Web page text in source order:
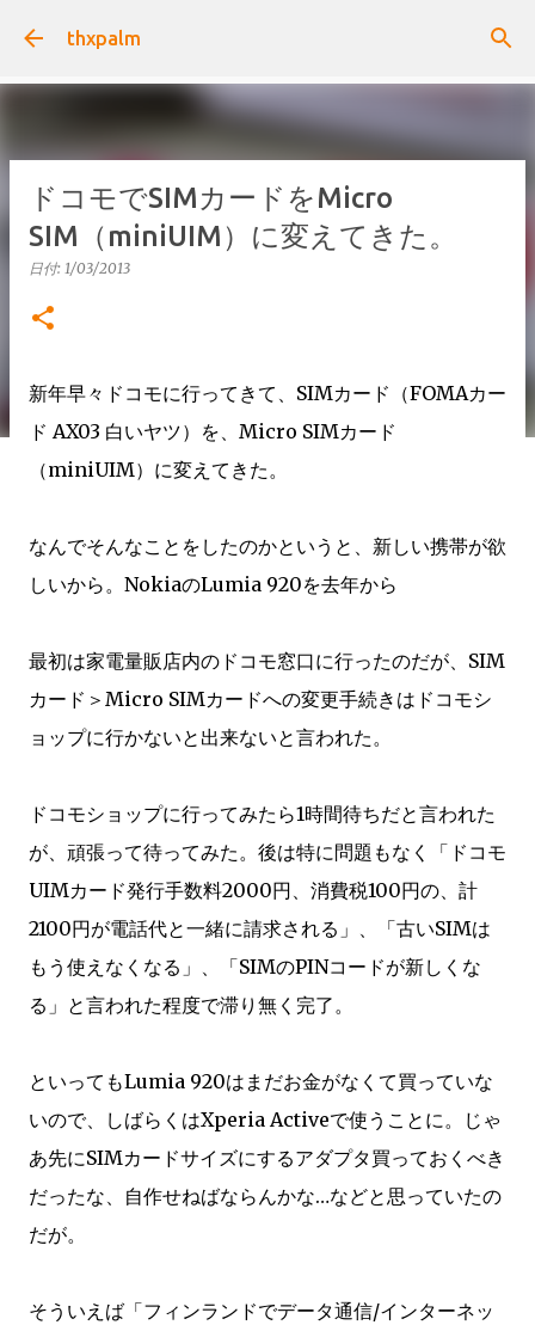
スキップしてメイン コンテンツに移動
thxpalm
ドコモでSIMカードをMicro
SIM（miniUIM）に変えてきた。
日付: 1/03/2013
新年早々ドコモに行ってきて、SIMカード（FOMAカー
ド AX03 白いヤツ）を、Micro SIMカード
（miniUIM）に変えてきた。
なんでそんなことをしたのかというと、新しい携帯が欲
しいから。NokiaのLumia 920を去年から
最初は家電量販店内のドコモ窓口に行ったのだが、SIM
カード＞Micro SIMカードへの変更手続きはドコモシ
ョップに行かないと出来ないと言われた。
ドコモショップに行ってみたら1時間待ちだと言われた
が、頑張って待ってみた。後は特に問題もなく「ドコモ
UIMカード発行手数料2000円、消費税100円の、計
2100円が電話代と一緒に請求される」、「古いSIMは
もう使えなくなる」、「SIMのPINコードが新しくな
る」と言われた程度で滞り無く完了。
といってもLumia 920はまだお金がなくて買っていな
いので、しばらくはXperia Activeで使うことに。じゃ
あ先にSIMカードサイズにするアダプタ買っておくべき
だったな、自作せねばならんかな…などと思っていたの
だが。
そういえば「フィンランドでデータ通信/インターネッ